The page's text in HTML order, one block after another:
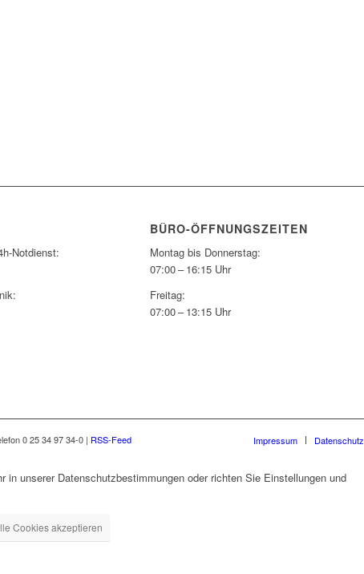
Notdienst:
BÜRO-ÖFFNUNGSZEITEN
Montag bis Donnerstag:
07:00 – 16:15 Uhr
Freitag:
07:00 – 13:15 Uhr
0 25 34 97 34-0 | RSS-Feed Impressum Datenschutz
unserer Datenschutzbestimmungen oder richten Sie Einstellungen und
Cookies akzeptieren